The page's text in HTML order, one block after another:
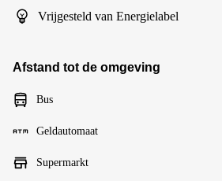
Vrijgesteld van Energielabel
Afstand tot de omgeving
Bus
Geldautomaat
Supermarkt